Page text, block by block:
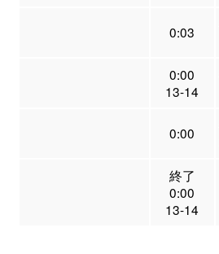
0:03
0:00
13-14
0:00
終了
0:00
13-14